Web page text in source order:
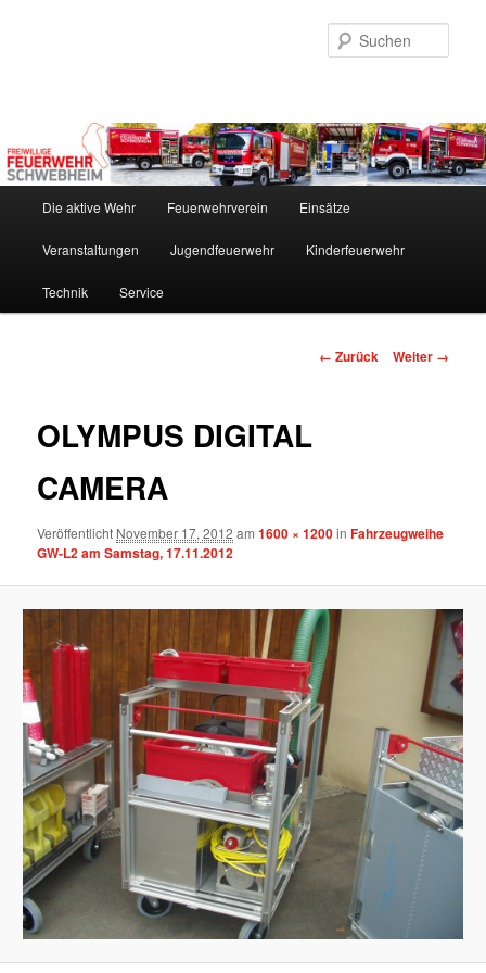
Die aktive Wehr Feuerwehrverein Einsätze
Veranstaltungen Jugendfeuerwehr Kinderfeuerwehr
Technik Service
Bilder-
← Zurück Weiter →
OLYMPUS DIGITAL
CAMERA
Veröffentlicht November 17, 2012 am1600 × 1200inFahrzeugweihe
GW-L2 am Samstag, 17.11.2012